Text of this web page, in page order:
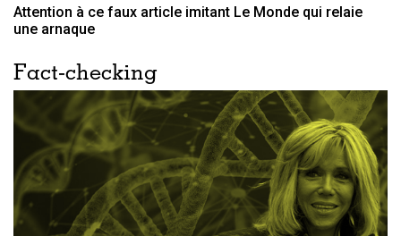
Attention à ce faux article imitant Le Monde qui relaie
une arnaque
Fact-checking